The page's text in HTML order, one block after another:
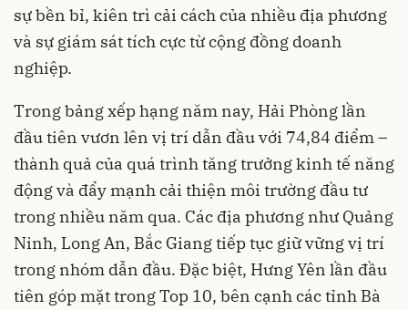
sự bền bỉ, kiên trì cải cách của nhiều địa phương
và sự giám sát tích cực từ cộng đồng doanh
nghiệp.
Trong bảng xếp hạng năm nay, Hải Phòng lần
đầu tiên vươn lên vị trí dẫn đầu với 74,84 điểm –
thành quả của quá trình tăng trưởng kinh tế năng
động và đẩy mạnh cải thiện môi trường đầu tư
trong nhiều năm qua. Các địa phương như Quảng
Ninh, Long An, Bắc Giang tiếp tục giữ vững vị trí
trong nhóm dẫn đầu. Đặc biệt, Hưng Yên lần đầu
tiên góp mặt trong Top 10, bên cạnh các tỉnh Bà